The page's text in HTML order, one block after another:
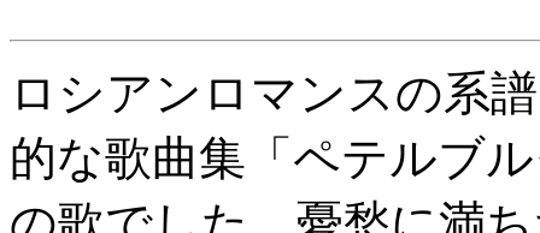
ロシアンロマンスの系
的な歌曲集「ペテルブ